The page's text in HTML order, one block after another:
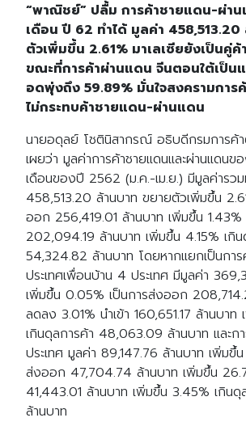
“พาณิชย์” ปลื้ม การค้าชายแดน-ผ่า
เดือน ปี 62 ทำได้ มูลค่า 458,513.20
ตัวเพิ่มขึ้น 2.61% มาเลเซียยังเป็นคู่
ขณะที่การค้าผ่านแดน จีนตอนใต้เป็น
อดพุ่งถึง 59.89% มั่นใจสงครามการ
ไม่กระทบค้าชายแดน-ผ่านแดน
นายอดุลย์ โชตินิสากรณ์ อธิบดีกรมการค้า
เผยว่า มูลค่าการค้าชายแดนและผ่านแดนข
เดือนของปี 2562 (ม.ค.-เม.ย.) มีมูลค่ารว
458,513.20 ล้านบาท ขยายตัวเพิ่มขึ้น
ออก 256,419.01 ล้านบาท เพิ่มขึ้น 1.43%
202,094.19 ล้านบาท เพิ่มขึ้น 4.15% เกิน
54,324.82 ล้านบาท โดยหากแยกเป็นกา
ประเทศเพื่อนบ้าน 4 ประเทศ มีมูลค่า
เพิ่มขึ้น 0.05% เป็นการส่งออก
ลดลง 3.01% นำเข้า 160,651.17 ล้านบา
เกินดุลการค้า 48,063.09 ล้านบาท และก
ประเทศ มูลค่า 89,147.76 ล้านบาท เพิ่มขึ้
ส่งออก 47,704.74 ล้านบาท เพิ่มขึ้น
41,443.01 ล้านบาท เพิ่มขึ้น 3.45% เกินดุ
ล้านบาท